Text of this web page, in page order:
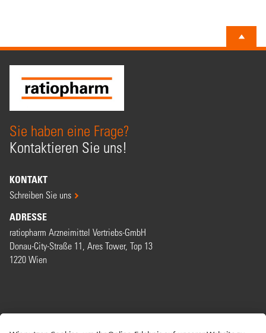
Sie haben eine Frage?
Kontaktieren Sie uns!
KONTAKT
Schreiben Sie uns
ADRESSE
ratiopharm Arzneimittel Vertriebs-GmbH
Donau-City-Straße 11, Ares Tower, Top 13
1220 Wien